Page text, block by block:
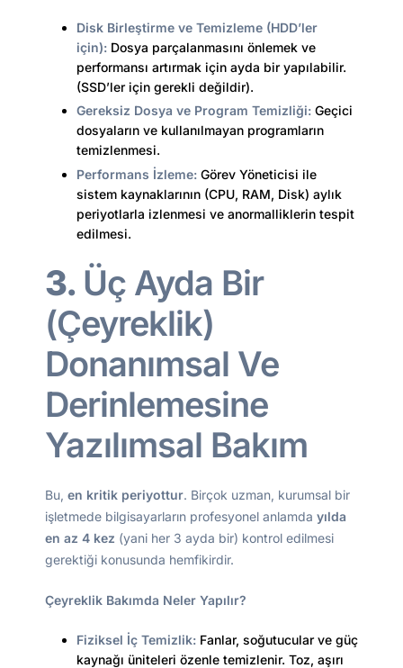
Disk Birleştirme ve Temizleme (HDD’ler
için): Dosya parçalanmasını önlemek ve
performansı artırmak için ayda bir yapılabilir.
(SSD’ler için gerekli değildir).
Gereksiz Dosya ve Program Temizliği: Geçici
dosyaların ve kullanılmayan programların
temizlenmesi.
Performans İzleme: Görev Yöneticisi ile
sistem kaynaklarının (CPU, RAM, Disk) aylık
periyotlarla izlenmesi ve anormalliklerin tespit
edilmesi.
3. Üç Ayda Bir
(Çeyreklik)
Donanımsal Ve
Derinlemesine
Yazılımsal Bakım
Bu, en kritik periyottur. Birçok uzman, kurumsal bir
işletmede bilgisayarların profesyonel anlamda yılda
en az 4 kez (yani her 3 ayda bir) kontrol edilmesi
gerektiği konusunda hemfikirdir.
Çeyreklik Bakımda Neler Yapılır?
Fiziksel İç Temizlik: Fanlar, soğutucular ve güç
kaynağı üniteleri özenle temizlenir. Toz, aşırı